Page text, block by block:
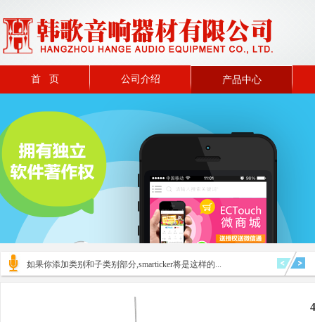
首 页 公司介绍 产品中心
如果你添加类别和子类别部分,smarticker将是这样的...